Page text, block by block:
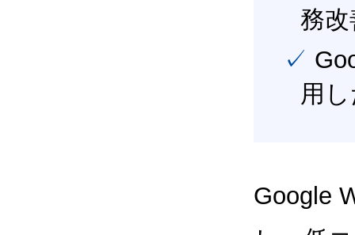
務
✓ Google Workspace（旧G Suite） を最大限に活
用
Google